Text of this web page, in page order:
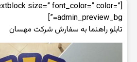
size=” font_color=” color=”
admin_preview_bg=”]
تابلو راهنما به سفارش شرکت مهسان